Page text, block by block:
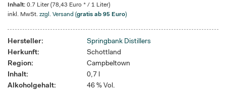
Inhalt: 0.7 Liter (78,43 Euro * / 1 Liter)
inkl. MwSt. zzgl. Versand (gratis ab 95 Euro)
Hersteller:
Springbank Distillers
Herkunft:
Schottland
Region:
Campbeltown
Inhalt:
0,7 l
Alkoholgehalt:
46 % Vol.